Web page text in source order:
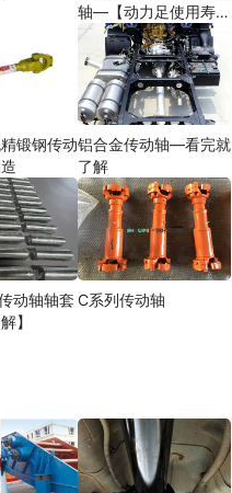
轴—【动力足使用寿命
久】
锻钢传动铝合金传动轴—看完就
了解
动轴轴套
】
C系列传动轴